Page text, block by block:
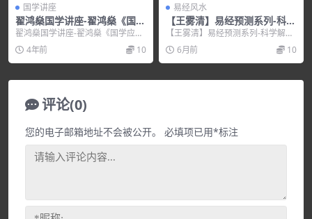
国学讲座
翟鸿燊国学讲座-翟鸿燊《国学
应用智慧》
翟鸿燊国学讲座-翟鸿燊《国学应用
智慧》，培训讲座视频，培训课程
视频教程下载，百度...
4年前 10
易经风水
【王雾清】易经预测系列-科学
解析风水
【王雾清】易经预测系列-科学解析
风水，培训讲座视频，培训课程视
频教程下载，百度网...
6月前 10
评论(0)
您的电子邮箱地址不会被公开。 必填项已用*标注